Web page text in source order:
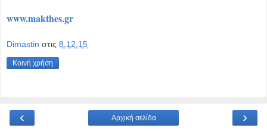
www.makthes.gr
Dimastin στις 8.12.15
Κοινή χρήση
‹ ›
Αρχική σελίδα